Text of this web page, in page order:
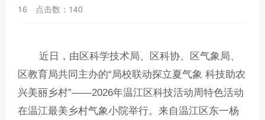
16
点击数： 140
近日，由区科学技术局、区科协、区气象局、
区教育局共同主办的“局校联动探立夏气象 科技助农
兴美丽乡村”——2026年温江区科技活动周特色活动
在温江最美乡村气象小院举行。来自温江区东一杨